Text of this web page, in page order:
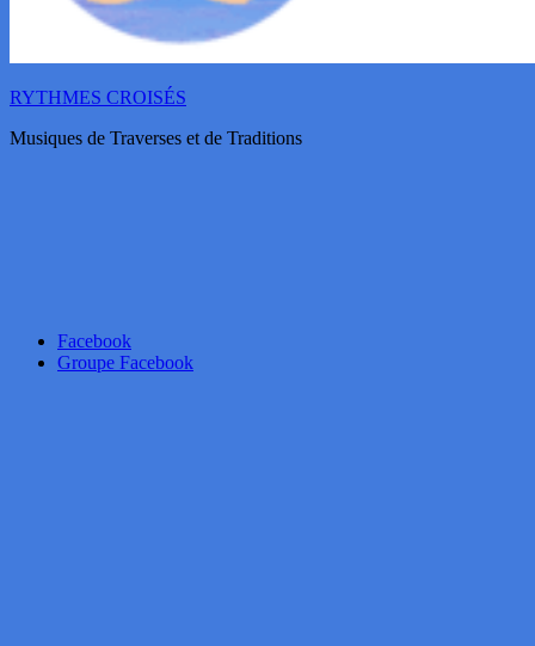
RYTHMES CROISÉS
Musiques de Traverses et de Traditions
Facebook
Groupe Facebook